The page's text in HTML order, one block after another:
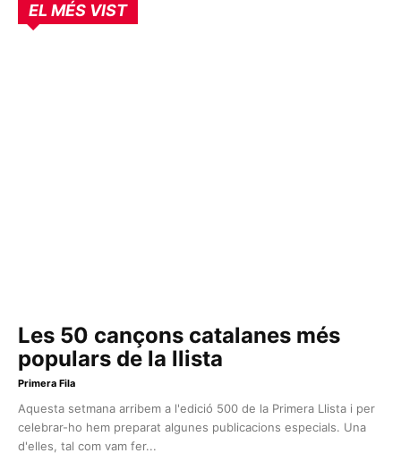
EL MÉS VIST
Les 50 cançons catalanes més
populars de la llista
Primera Fila
Aquesta setmana arribem a l'edició 500 de la Primera Llista i per
celebrar-ho hem preparat algunes publicacions especials. Una
d'elles, tal com vam fer...